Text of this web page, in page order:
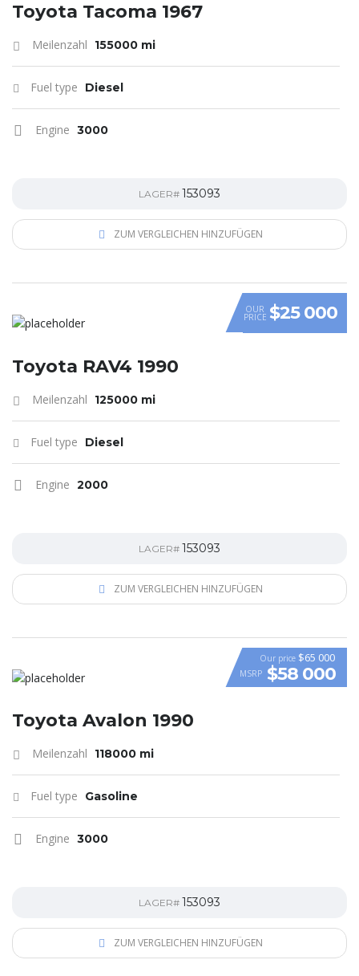
Toyota Tacoma 1967
Meilenzahl 155000 mi
Fuel type Diesel
Engine 3000
LAGER# 153093
ZUM VERGLEICHEN HINZUFÜGEN
OUR
PRICE $25 000
Toyota RAV4 1990
Meilenzahl 125000 mi
Fuel type Diesel
Engine 2000
LAGER# 153093
ZUM VERGLEICHEN HINZUFÜGEN
VIDEO
Our price $65 000
MSRP $58 000
Toyota Avalon 1990
Meilenzahl 118000 mi
Fuel type Gasoline
Engine 3000
LAGER# 153093
ZUM VERGLEICHEN HINZUFÜGEN